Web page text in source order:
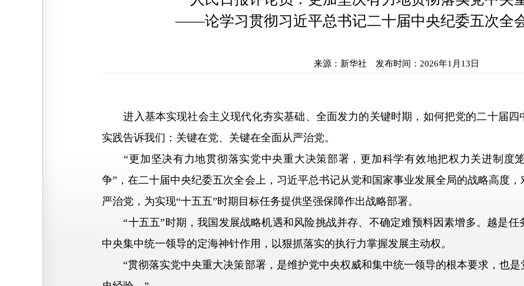
——论学习贯彻习近平总书记二十届中央纪委五次全
来源： 新华社 发布时间： 2026年1月13日
进入基本实现社会主义现代化夯实基础、全面发力的关键时期，如何把党的二十届四
实践告诉我们：关键在党、关键在全面从严治党。
“更加坚决有力地贯彻落实党中央重大决策部署，更加科学有效地把权力关进制度
争”，在二十届中央纪委五次全会上，习近平总书记从党和国家事业发展全局的战略高度
严治党，为实现“十五五”时期目标任务提供坚强保障作出战略部署。
“十五五”时期，我国发展战略机遇和风险挑战并存、不确定难预料因素增多。越是任
中央集中统一领导的定海神针作用，以狠抓落实的执行力掌握发展主动权。
“贯彻落实党中央重大决策部署，是维护党中央权威和集中统一领导的根本要求，也是